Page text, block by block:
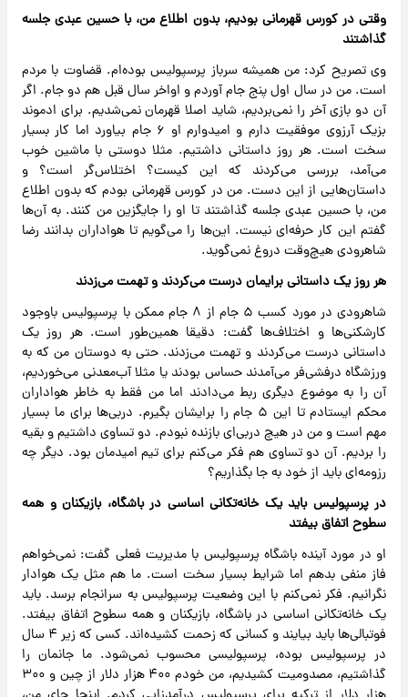
وقتی در کورس قهرمانی بودیم، بدون اطلاع من، با حسین عبدی جلسه
گذاشتند
وی تصریح کرد: من همیشه سرباز پرسپولیس بوده‌ام. قضاوت با مردم
است. من در سال اول پنج جام آوردم و اواخر سال قبل هم دو جام. اگر
آن دو بازی آخر را نمی‌بردیم، شاید اصلا قهرمان نمی‌شدیم. برای ادموند
بزیک آرزوی موفقیت دارم و امیدوارم او ۶ جام بیاورد اما کار بسیار
سخت است. هر روز داستانی داشتیم. مثلا دوستی با ماشین خوب
می‌آمد، بررسی می‌کردند که این کیست؟ اختلاس‌گر است؟ و
داستان‌هایی از این دست. من در کورس قهرمانی بودم که بدون اطلاع
من، با حسین عبدی جلسه گذاشتند تا او را جایگزین من کنند. به آن‌ها
گفتم این کار حرفه‌ای نیست. این‌ها را می‌گویم تا هواداران بدانند رضا
شاهرودی هیچ‌وقت دروغ نمی‌گوید.
هر روز یک داستانی برایمان درست می‌کردند و تهمت می‌زدند
شاهرودی در مورد کسب ۵ جام از ۸ جام ممکن با پرسپولیس باوجود
کارشکنی‌ها و اختلاف‌ها گفت: دقیقا همین‌طور است. هر روز یک
داستانی درست می‌کردند و تهمت می‌زدند. حتی به دوستان من که به
ورزشگاه درفشی‌فر می‌آمدند حساس بودند یا مثلا آب‌معدنی می‌خوردیم،
آن را به موضوع دیگری ربط می‌دادند اما من فقط به خاطر هواداران
محکم ایستادم تا این ۵ جام را برایشان بگیرم. دربی‌ها برای ما بسیار
مهم است و من در هیچ دربی‌ای بازنده نبودم. دو تساوی داشتیم و بقیه
را بردیم. آن دو تساوی هم فکر می‌کنم برای تیم امیدمان بود. دیگر چه
رزومه‌ای باید از خود به جا بگذاریم؟
در پرسپولیس باید یک خانه‌تکانی اساسی در باشگاه، بازیکنان و همه
سطوح اتفاق بیفتد
او در مورد آینده باشگاه پرسپولیس با مدیریت فعلی گفت: نمی‌خواهم
فاز منفی بدهم اما شرایط بسیار سخت است. ما هم مثل یک هوادار
نگرانیم. فکر نمی‌کنم با این وضعیت پرسپولیس به سرانجام برسد. باید
یک خانه‌تکانی اساسی در باشگاه، بازیکنان و همه سطوح اتفاق بیفتد.
فوتبالی‌ها باید بیایند و کسانی که زحمت کشیده‌اند. کسی که زیر ۴ سال
در پرسپولیس بوده، پرسپولیسی محسوب نمی‌شود. ما جانمان را
گذاشتیم، مصدومیت کشیدیم، من خودم ۴۰۰ هزار دلار از چین و ۳۰۰